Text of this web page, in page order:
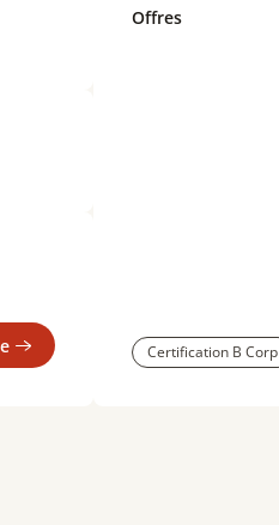
Offres
Certification B Corp